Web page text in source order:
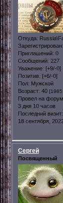
Откуда:
Зарегистрирован
Приглашений: 0
Сообщений: 227
Уважение: [+9/-0]
Позитив: [+6/-0]
Пол: Мужской
Возраст: 40
Провел на
3 дня 10 часов
Последний визит:
18 сентября,
Сергей
Посвященный